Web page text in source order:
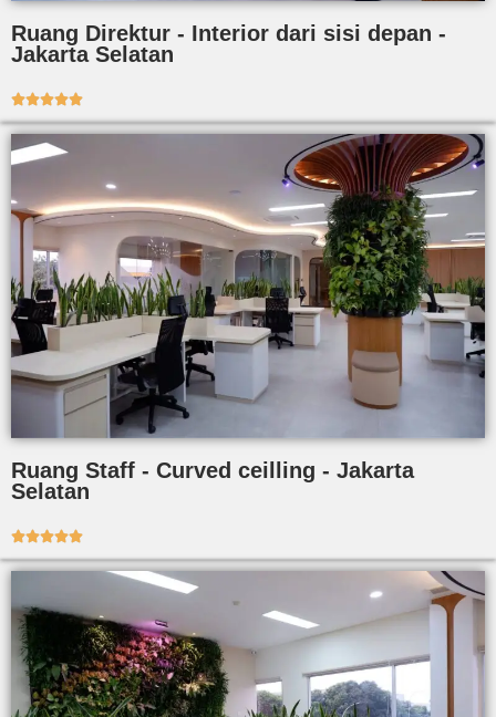
Ruang Direktur - Interior dari sisi depan -
Jakarta Selatan

Ruang Staff - Curved ceilling - Jakarta
Selatan
